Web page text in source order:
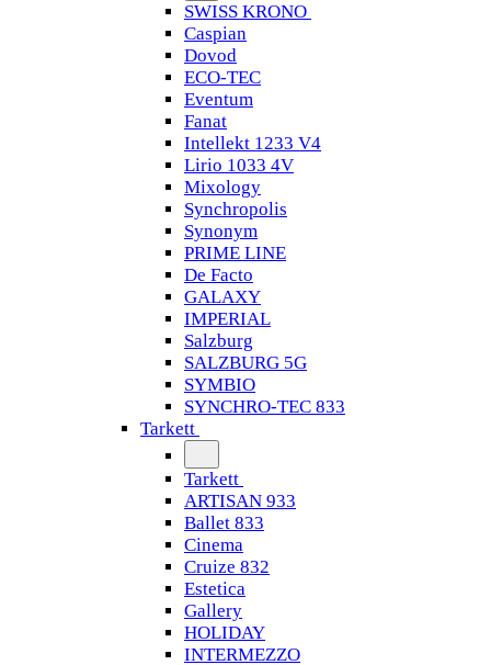
SWISS KRONO
Caspian
Dovod
ECO-TEC
Eventum
Fanat
Intellekt 1233 V4
Lirio 1033 4V
Mixology
Synchropolis
Synonym
PRIME LINE
De Facto
GALAXY
IMPERIAL
Salzburg
SALZBURG 5G
SYMBIO
SYNCHRO-TEC 833
Tarkett
Tarkett
ARTISAN 933
Ballet 833
Cinema
Cruize 832
Estetica
Gallery
HOLIDAY
INTERMEZZO